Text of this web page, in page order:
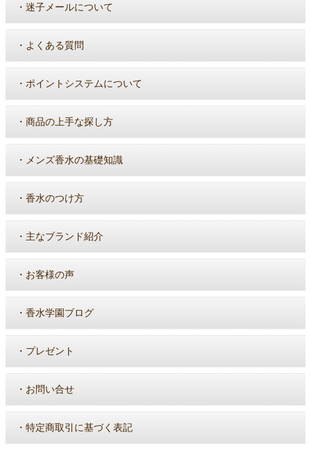
・ 迷子メールについて
・ よくある質問
・ ポイントシステムについて
・ 商品の上手な探し方
・ メンズ香水の基礎知識
・ 香水のつけ方
・ 主なブランド紹介
・ お客様の声
・ 香水学園ブログ
・ プレゼント
・ お問い合せ
・ 特定商取引に基づく表記